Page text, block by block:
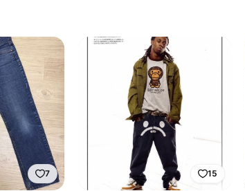
7 15